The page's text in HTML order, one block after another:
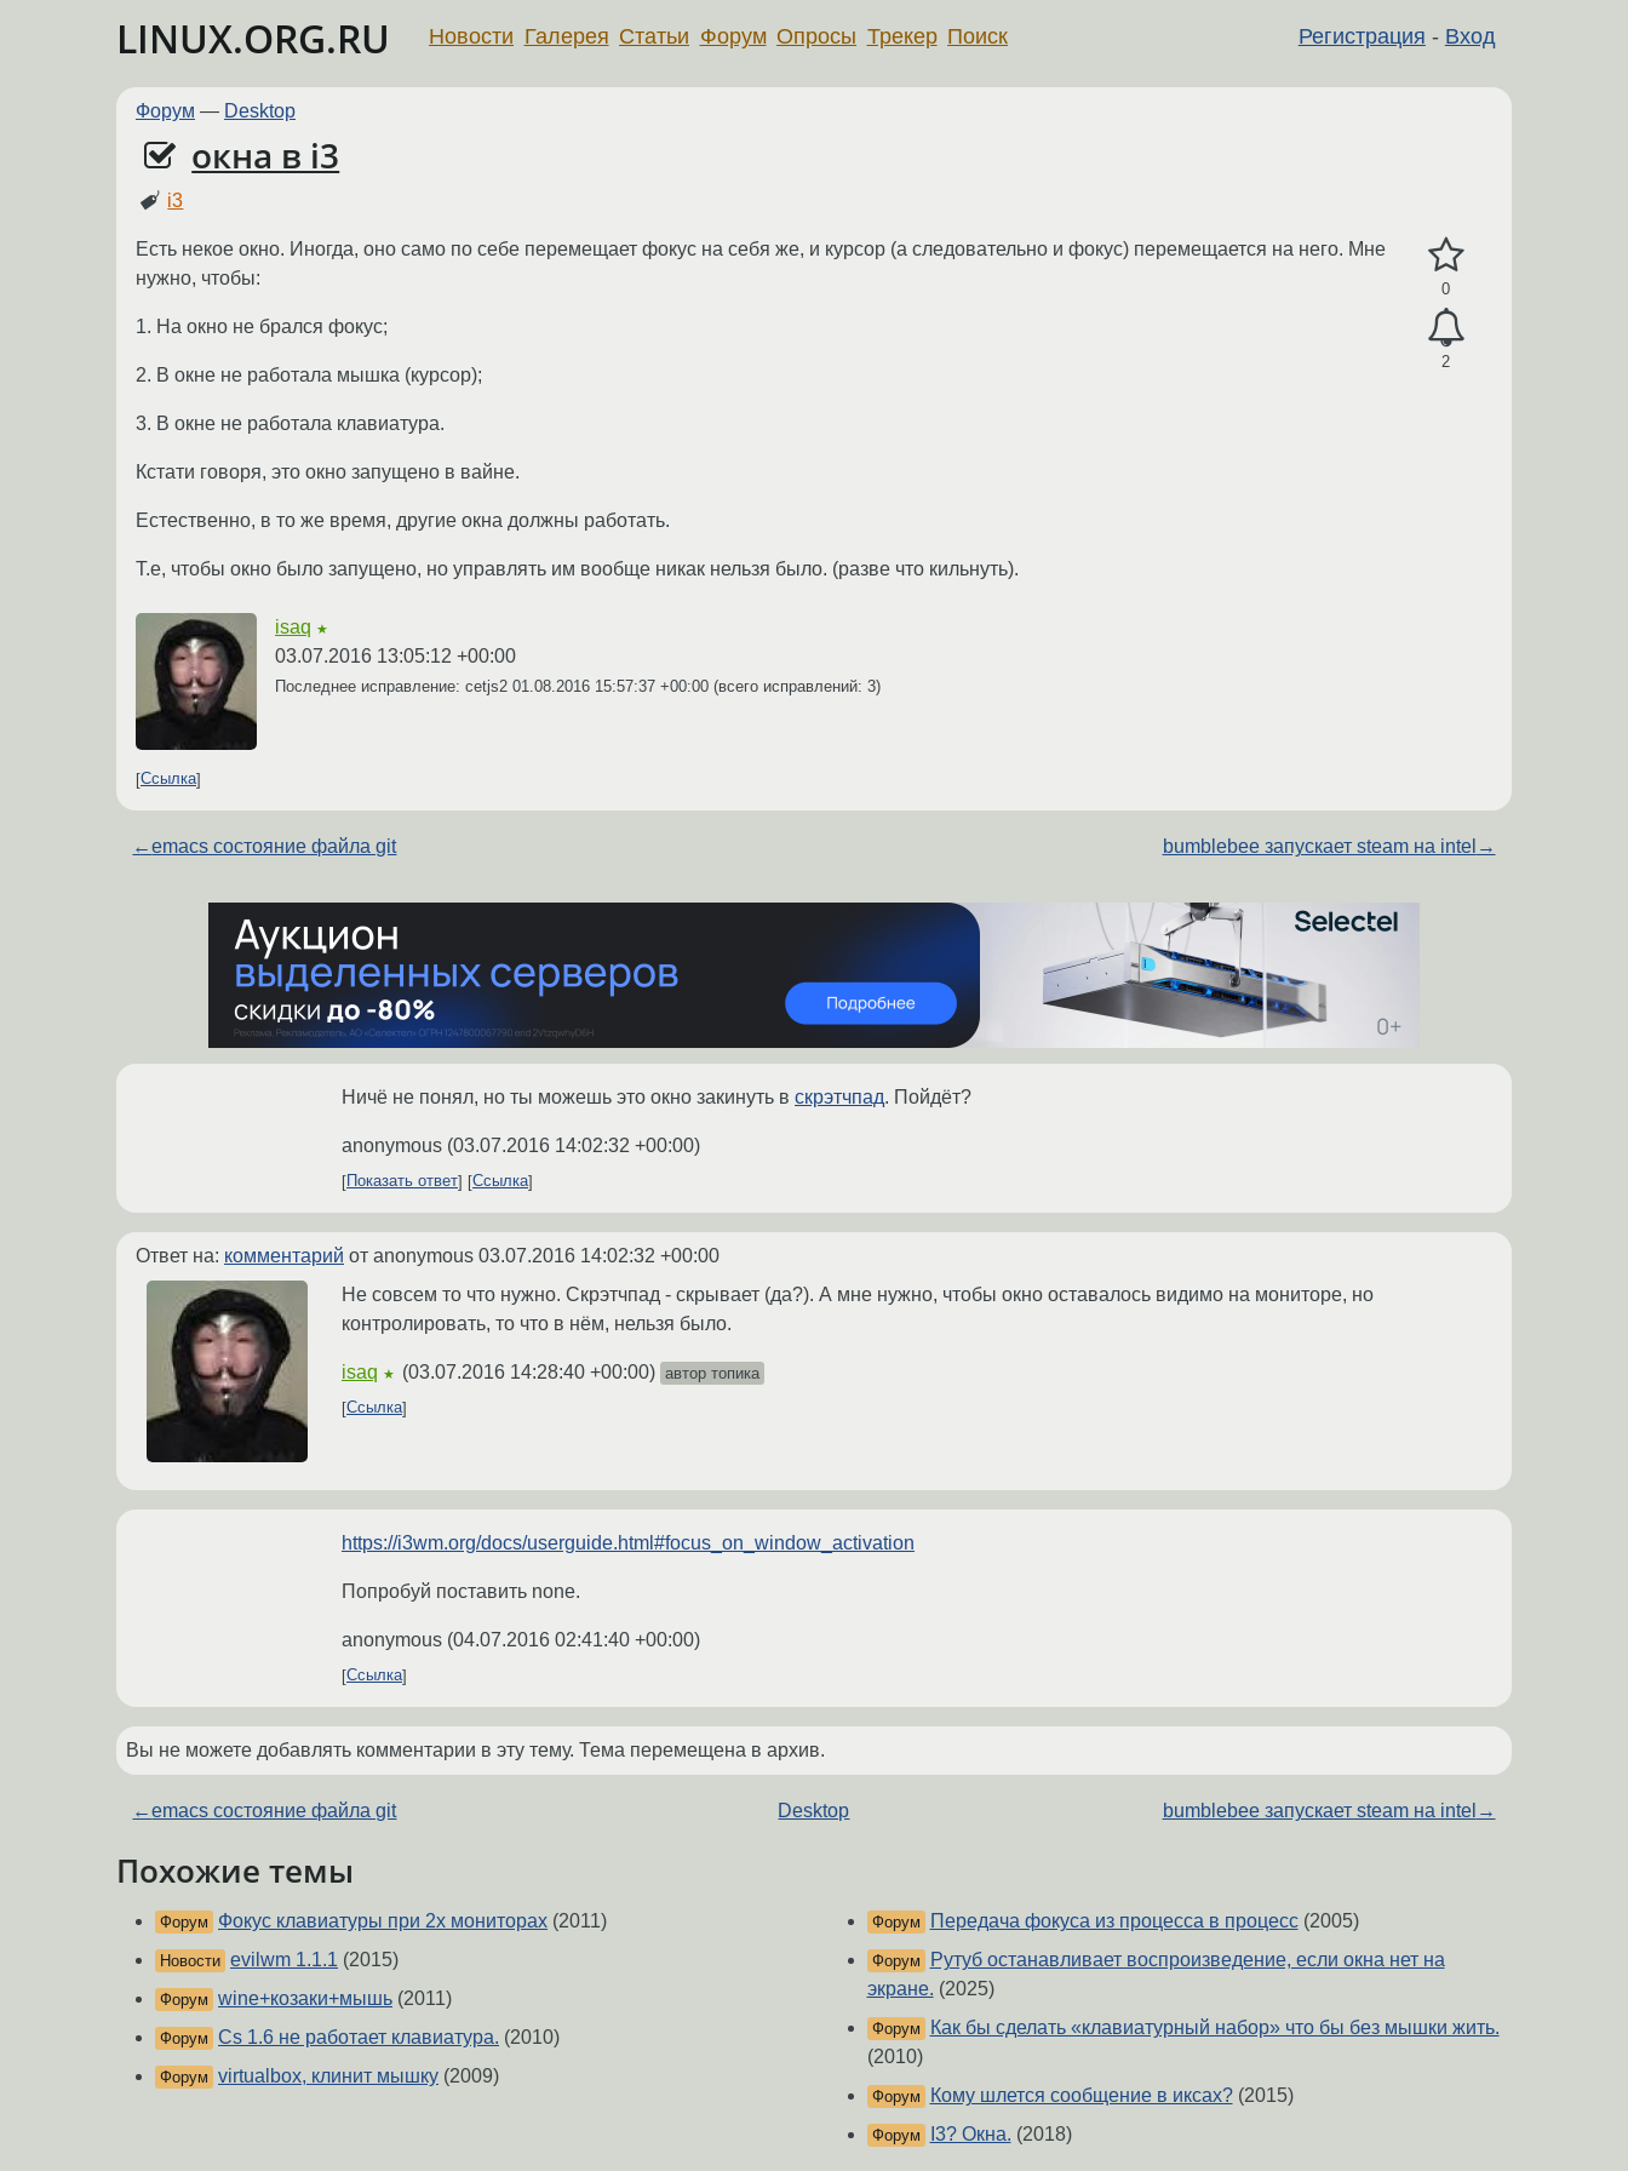
LINUX.ORG.RU Регистрация - Вход
Новости Галерея Статьи Форум Опросы Трекер Поиск
Форум — Desktop
окна в i3
i3
0
2
Есть некое окно. Иногда, оно само по себе перемещает фокус на себя же, и курсор (а следовательно и фокус) перемещается на него. Мне
нужно, чтобы:
1. На окно не брался фокус;
2. В окне не работала мышка (курсор);
3. В окне не работала клавиатура.
Кстати говоря, это окно запущено в вайне.
Естественно, в то же время, другиe окна должны работать.
Т.е, чтобы окно было запущено, но управлять им вообще никак нельзя было. (разве что кильнуть).
isaq ★
03.07.2016 13:05:12 +00:00
Последнее исправление: cetjs2 01.08.2016 15:57:37 +00:00 (всего исправлений: 3)
Ссылка
←emacs состояние файла git bumblebee запускает steam на intel →
Ничё не понял, но ты можешь это окно закинуть в скрэтчпад. Пойдёт?
anonymous (03.07.2016 14:02:32 +00:00)
Показать ответ Ссылка
Ответ на: комментарий от anonymous 03.07.2016 14:02:32 +00:00
Не совсем то что нужно. Скрэтчпад - скрывает (да?). А мне нужно, чтобы окно оставалось видимо на мониторе, но
контролировать, то что в нём, нельзя было.
isaq ★ (03.07.2016 14:28:40 +00:00) автор топика
Ссылка
https://i3wm.org/docs/userguide.html#focus_on_window_activation
Попробуй поставить none.
anonymous (04.07.2016 02:41:40 +00:00)
Ссылка
Вы не можете добавлять комментарии в эту тему. Тема перемещена в архив.
←emacs состояние файла git Desktop bumblebee запускает steam на intel →
Похожие темы
Форум Фокус клавиатуры при 2х мониторах (2011)
Новости evilwm 1.1.1 (2015)
Форум wine+козаки+мышь (2011)
Форум Cs 1.6 не работает клавиатура. (2010)
Форум virtualbox, клинит мышку (2009)
Форум Передача фокуса из процесса в процесс(2005)
Форум
Рутуб останавливает воспроизведение, если окна нет на
экране. (2025)
Форум
Как бы сделать «клавиатурный набор» что бы без мышки жить.
(2010)
Форум Кому шлется сообщение в иксах?(2015)
Форум I3? Окна. (2018)